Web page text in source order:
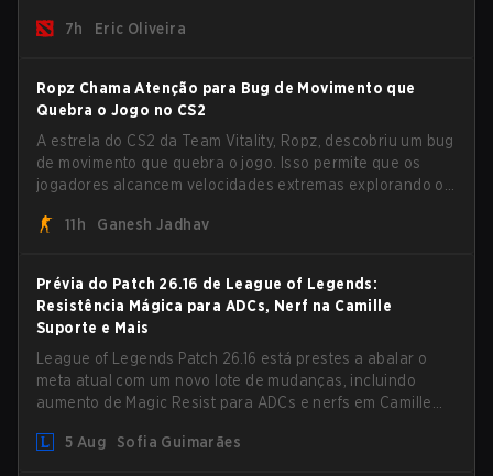
conquistar uma chance de glória eterna.
7h Eric Oliveira
Ropz Chama Atenção para Bug de Movimento que
Quebra o Jogo no CS2
A estrela do CS2 da Team Vitality, Ropz, descobriu um bug
de movimento que quebra o jogo. Isso permite que os
jogadores alcancem velocidades extremas explorando o
11h
Ganesh Jadhav
Prévia do Patch 26.16 de League of Legends:
Resistência Mágica para ADCs, Nerf na Camille
Suporte e Mais
League of Legends Patch 26.16 está prestes a abalar o
meta atual com um novo lote de mudanças, incluindo
aumento de Magic Resist para ADCs e nerfs em Camille
5 Aug
Sofia Guimarães